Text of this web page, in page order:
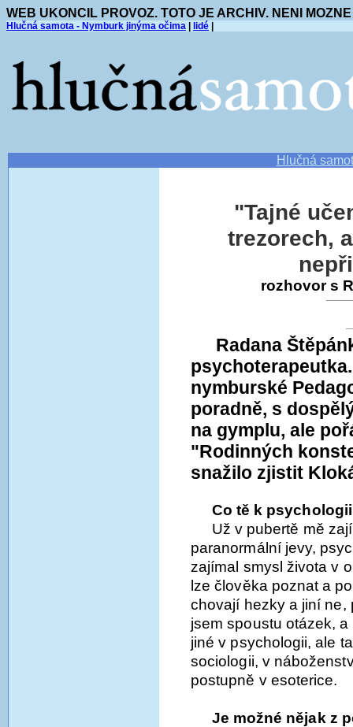
WEB UKONCIL PROVOZ. TOTO JE ARCHIV. NENI
Hlučná samota - Nymburk jinýma očima lidé
Hlučná
"Tajné
trezorech,
rozhovor s
Radana
nymburské
poradně, s
na gymplu, ale
"Rodinných
snažilo zjistit
Co tě k
Už v pubertě mě
paranormální jevy,
zajímal smysl života v
lze člověka poznat a
chovají hezky a jiní ne,
jsem spoustu otázek,
jiné v psychologii, ale
sociologii, v
postupně v esoterice.
Je možné nějak z